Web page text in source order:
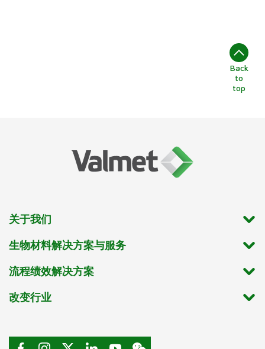
Back
to
top
关于我们
生物材料解决方案与服务
流程绩效解决方案
改变行业